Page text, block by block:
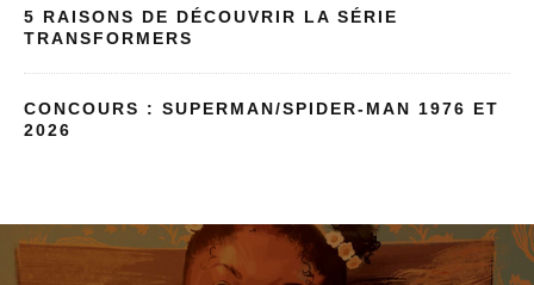
5 RAISONS DE DÉCOUVRIR LA SÉRIE
TRANSFORMERS
CONCOURS : SUPERMAN/SPIDER-MAN 1976 ET
2026